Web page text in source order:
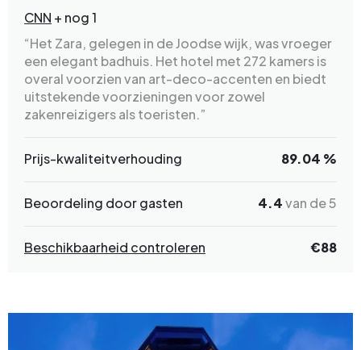
CNN + nog 1
“Het Zara, gelegen in de Joodse wijk, was vroeger
een elegant badhuis. Het hotel met 272 kamers is
overal voorzien van art-deco-accenten en biedt
uitstekende voorzieningen voor zowel
zakenreizigers als toeristen.”
Prijs-kwaliteitverhouding 89.04 %
Beoordeling door gasten 4.4van de 5
Beschikbaarheid controleren €88